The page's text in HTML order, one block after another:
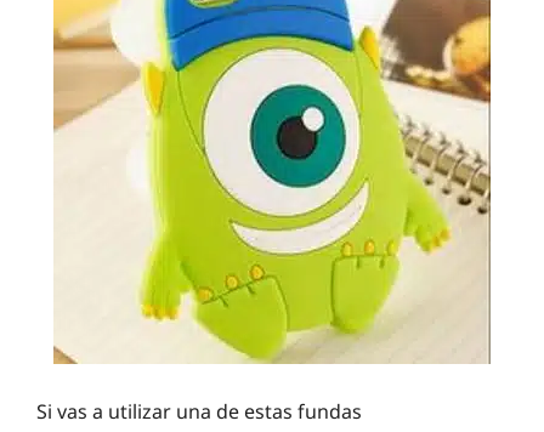
Si vas a utilizar una de estas fundas